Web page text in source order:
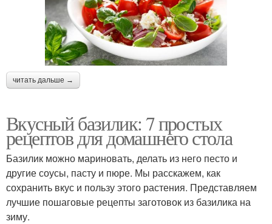
читать дальше →
Вкусный базилик: 7 простых
рецептов для домашнего стола
Базилик можно мариновать, делать из него песто и
другие соусы, пасту и пюре. Мы расскажем, как
сохранить вкус и пользу этого растения. Представляем
лучшие пошаговые рецепты заготовок из базилика на
зиму.